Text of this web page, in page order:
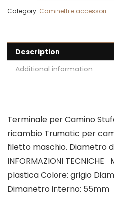
Category: Caminetti e accessori
Description
Additional information
Terminale per Camino
ricambio Trumatic per
filetto maschio. Diametro
INFORMAZIONI
plastica Colore: grigio
Dimanetro interno: 55mm